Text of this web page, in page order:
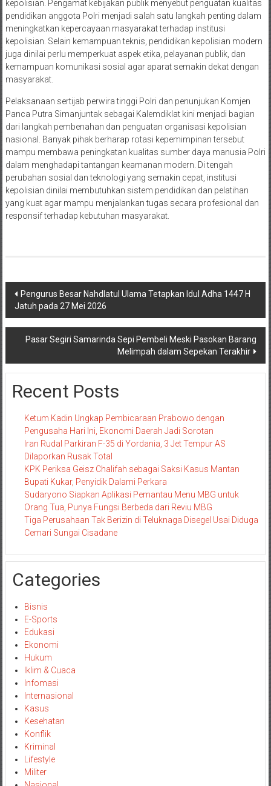
kepolisian. Pengamat kebijakan publik menyebut penguatan kualitas
pendidikan anggota Polri menjadi salah satu langkah penting dalam
meningkatkan kepercayaan masyarakat terhadap institusi
kepolisian. Selain kemampuan teknis, pendidikan kepolisian modern
juga dinilai perlu memperkuat aspek etika, pelayanan publik, dan
kemampuan komunikasi sosial agar aparat semakin dekat dengan
masyarakat.
Pelaksanaan sertijab perwira tinggi Polri dan penunjukan Komjen
Panca Putra Simanjuntak sebagai Kalemdiklat kini menjadi bagian
dari langkah pembenahan dan penguatan organisasi kepolisian
nasional. Banyak pihak berharap rotasi kepemimpinan tersebut
mampu membawa peningkatan kualitas sumber daya manusia Polri
dalam menghadapi tantangan keamanan modern. Di tengah
perubahan sosial dan teknologi yang semakin cepat, institusi
kepolisian dinilai membutuhkan sistem pendidikan dan pelatihan
yang kuat agar mampu menjalankan tugas secara profesional dan
responsif terhadap kebutuhan masyarakat.
Navigasi
pos
Pengurus Besar Nahdlatul Ulama Tetapkan Idul Adha 1447 H
Jatuh pada 27 Mei 2026
Pasar Segiri Samarinda Sepi Pembeli Meski Pasokan Barang
Melimpah dalam Sepekan Terakhir
Recent Posts
Ketum Kadin Ungkap Pembicaraan Prabowo dengan
Pengusaha Hari Ini, Ekonomi Daerah Jadi Sorotan
Iran Rudal Parkiran F-35 di Yordania, 3 Jet Tempur AS
Dilaporkan Rusak Total
KPK Periksa Geisz Chalifah sebagai Saksi Kasus Mantan
Bupati Kukar, Penyidik Dalami Perkara
Sudaryono Siapkan Aplikasi Pemantau Menu MBG untuk
Orang Tua, Punya Fungsi Berbeda dari Reviu MBG
Tiga Perusahaan Tak Berizin di Teluknaga Disegel Usai Diduga
Cemari Sungai Cisadane
Categories
Bisnis
E-Sports
Edukasi
Ekonomi
Hukum
Iklim & Cuaca
Infomasi
Internasional
Kasus
Kesehatan
Konflik
Kriminal
Lifestyle
Militer